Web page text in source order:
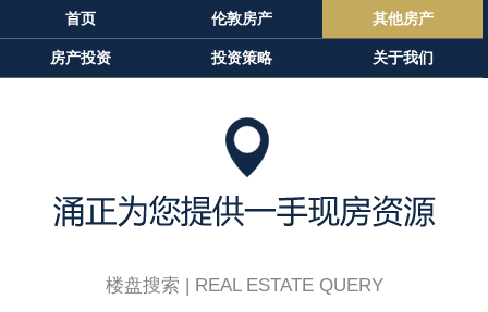
首页 伦敦房产 其他房产
房产投资 投资策略 关于我们
楼盘搜索 | REAL ESTATE QUERY